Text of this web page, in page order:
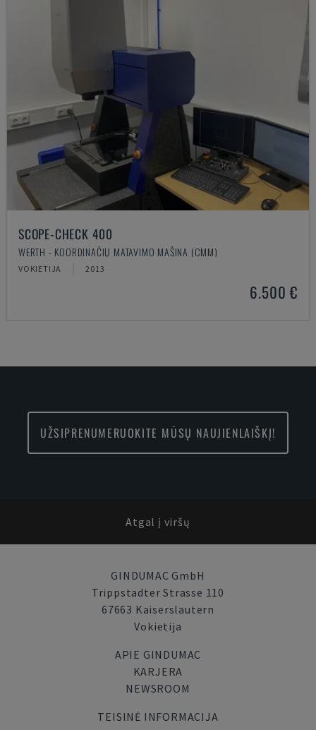
SCOPE-CHECK 400
WERTH - KOORDINAČIŲ MATAVIMO MAŠINA (CMM)
VOKIETIJA 2013
6.500 €
UŽSIPRENUMERUOKITE MŪSŲ NAUJIENLAIŠKĮ!
Atgal į viršų
GINDUMAC GmbH
Trippstadter Strasse 110
67663 Kaiserslautern
Vokietija
APIE GINDUMAC
KARJERA
NEWSROOM
TEISINĖ INFORMACIJA